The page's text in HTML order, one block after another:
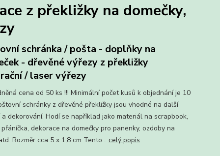
z překližky na domečky,
schránka / pošta - doplňky na
- dřevěné výřezy z překližky
/ laser výřezy
cena od 50 ks !!! Minimální počet kusů k objednání je 10
schránky z dřevěné překližky jsou vhodné na další
dekorování. Hodí se například jako materiál na scrapbook,
dekorace na domečky pro panenky, ozdoby na
Rozměr cca 5 x 1,8 cm Tento... celý popis